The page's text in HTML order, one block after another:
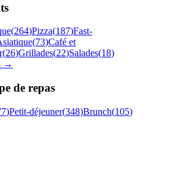
(264)Pizza(187)Fast-
(73)Café et
(26)Grillades(22)Salades(18)
→
de repas
)Petit-déjeuner(348)Brunch(105)